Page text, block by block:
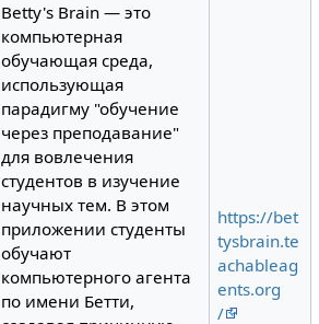
Betty's Brain — это
компьютерная
обучающая среда,
использующая
парадигму "обучение
через преподавание"
для вовлечения
студентов в изучение
научных тем. В этом
приложении студенты
обучают
компьютерного агента
по имени Бетти,
https://bet
tysbrain.te
achableag
ents.org
/